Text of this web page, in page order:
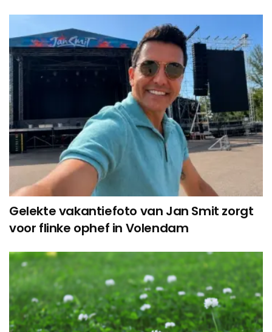
Gelekte vakantiefoto van Jan Smit zorgt
voor flinke ophef in Volendam